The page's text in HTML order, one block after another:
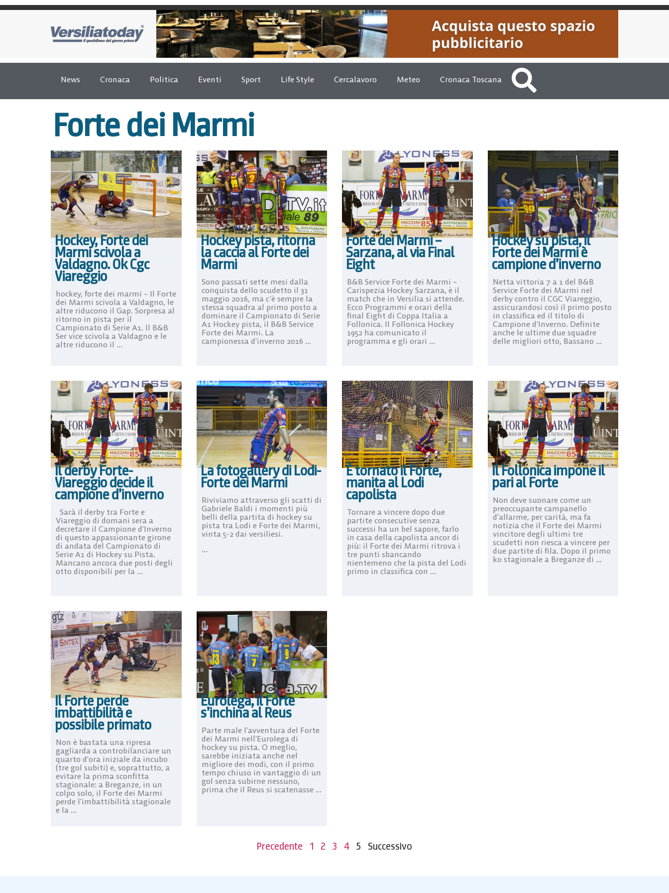
News Cronaca Politica Eventi Sport Life Style Cercalavoro Meteo Cronaca Toscana
Forte dei Marmi
Hockey, Forte dei
Marmi scivola a
Valdagno. Ok Cgc
Viareggio
hockey, forte dei marmi – Il Forte
dei Marmi scivola a Valdagno, le
altre riducono il Gap. Sorpresa al
ritorno in pista per il
Campionato di Serie A1. Il B&B
Ser vice scivola a Valdagno e le
altre riducono il ...
Hockey pista, ritorna
la caccia al Forte dei
Marmi
Sono passati sette mesi dalla
conquista dello scudetto il 31
maggio 2016, ma c’è sempre la
stessa squadra al primo posto a
dominare il Campionato di Serie
A1 Hockey pista, il B&B Service
Forte dei Marmi. La
campionessa d’inverno 2016 ...
Forte dei Marmi –
Sarzana, al via Final
Eight
B&B Service Forte dei Marmi –
Carispezia Hockey Sarzana, è il
match che in Versilia si attende.
Ecco Programmi e orari della
final Eight di Coppa Italia a
Follonica. Il Follonica Hockey
1952 ha comunicato il
programma e gli orari ...
Hockey su pista, il
Forte dei Marmi è
campione d’inverno
Netta vittoria 7 a 1 del B&B
Service Forte dei Marmi nel
derby contro il CGC Viareggio,
assicurandosi così il primo posto
in classifica ed il titolo di
Campione d’Inverno. Definite
anche le ultime due squadre
delle migliori otto, Bassano ...
Il derby Forte-
Viareggio decide il
campione d’inverno
Sarà il derby tra Forte e
Viareggio di domani sera a
decretare il Campione d’Inverno
di questo appassionante girone
di andata del Campionato di
Serie A1 di Hockey su Pista.
Mancano ancora due posti degli
otto disponibili per la ...
La fotogallery di Lodi-
Forte dei Marmi
Riviviamo attraverso gli scatti di
Gabriele Baldi i momenti più
belli della partita di hockey su
pista tra Lodi e Forte dei Marmi,
vinta 5-2 dai versiliesi.
...
È tornato il Forte,
manita al Lodi
capolista
Tornare a vincere dopo due
partite consecutive senza
successi ha un bel sapore, farlo
in casa della capolista ancor di
più: il Forte dei Marmi ritrova i
tre punti sbancando
nientemeno che la pista del Lodi
primo in classifica con ...
Il Follonica impone il
pari al Forte
Non deve suonare come un
preoccupante campanello
d’allarme, per carità, ma fa
notizia che il Forte dei Marmi
vincitore degli ultimi tre
scudetti non riesca a vincere per
due partite di fila. Dopo il primo
ko stagionale a Breganze di ...
Il Forte perde
imbattibilità e
possibile primato
Non è bastata una ripresa
gagliarda a controbilanciare un
quarto d’ora iniziale da incubo
(tre gol subiti) e, soprattutto, a
evitare la prima sconfitta
stagionale: a Breganze, in un
colpo solo, il Forte dei Marmi
perde l’imbattibilità stagionale
e la ...
Eurolega, il Forte
s’inchina al Reus
Parte male l’avventura del Forte
dei Marmi nell’Eurolega di
hockey su pista. O meglio,
sarebbe iniziata anche nel
migliore dei modi, con il primo
tempo chiuso in vantaggio di un
gol senza subirne nessuno,
prima che il Reus si scatenasse ...
Precedente 1 2 3 4 5 Successivo